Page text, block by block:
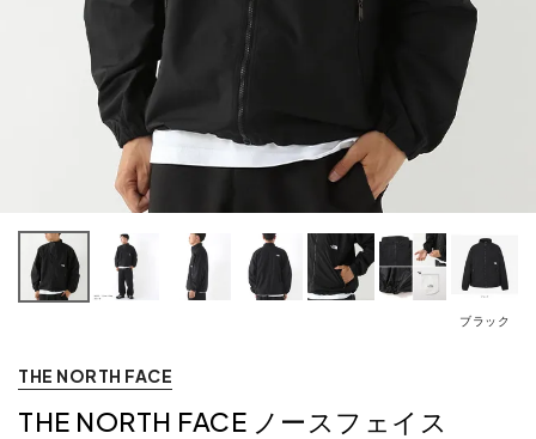
ブラック
THE NORTH FACE
THE NORTH FACE ノースフェイス